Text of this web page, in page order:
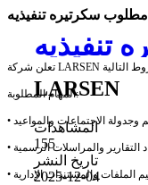
تنفيذيه
LARSEN
المشاهدات
155
تاريخ النشر
2025-12-04
مطلوب سكرتيره تنفيذيه
المهام المطلوبة: